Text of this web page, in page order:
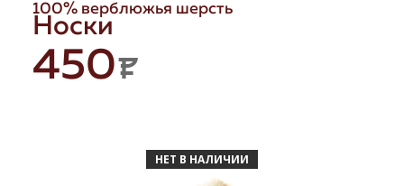
100% верблюжья шерсть
Носки
450P
НЕТ В НАЛИЧИИ